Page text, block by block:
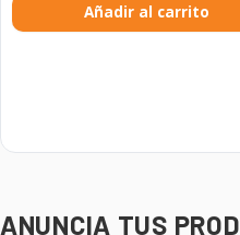
Añadir al carrito
ANUNCIA TUS